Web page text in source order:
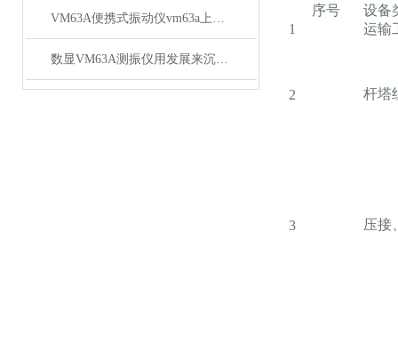
VM63A便携式振动仪vm63a上海徐吉电气
数显VM63A测振仪用发展来沉淀追求
序号
设备
1
运输
2 杆塔
3 压接